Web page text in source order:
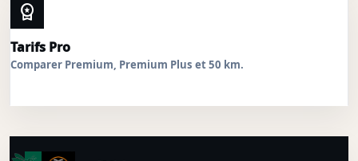
workspace_premium
Tarifs Pro
Comparer Premium, Premium Plus et 50 km.